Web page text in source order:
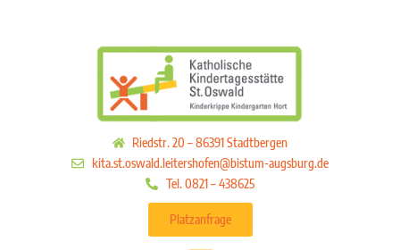
Riedstr. 20 – 86391 Stadtbergen
kita.st.oswald.leitershofen@bistum-augsburg.de
Tel. 0821 – 438625
Platzanfrage